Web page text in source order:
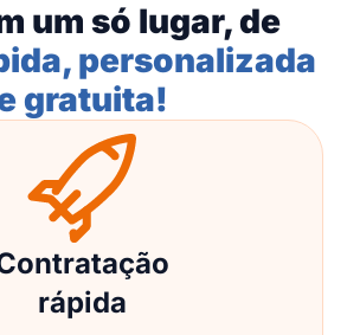
um só lugar, de
personalizada
gratuita!
rápida